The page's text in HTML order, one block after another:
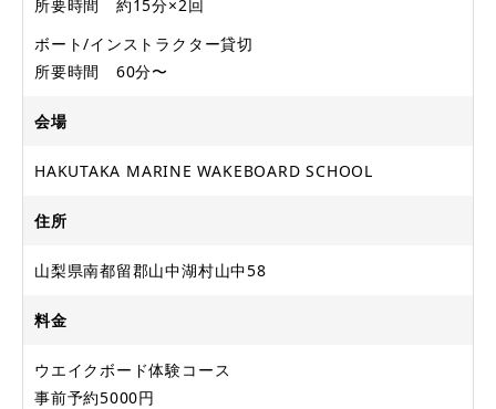
所要時間 約15分×2回
ボート/インストラクター貸切
所要時間 60分〜
会場
HAKUTAKA MARINE WAKEBOARD SCHOOL
住所
山梨県南都留郡山中湖村山中58
料金
ウエイクボード体験コース
事前予約5000円